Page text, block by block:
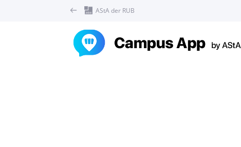
AStA der RUB